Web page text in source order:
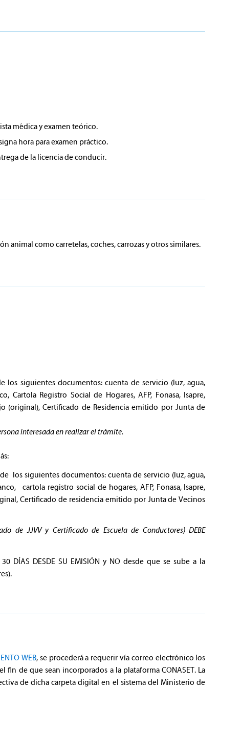
médica y examen teórico.
hora para examen práctico.
de la licencia de conducir.
animal como carretelas, coches, carrozas y otros similares.
siguientes documentos: cuenta de servicio (luz, agua,
Cartola Registro Social de Hogares, AFP, Fonasa, Isapre,
(original), Certificado de Residencia emitido por Junta de
interesada en realizar el trámite.
siguientes documentos: cuenta de servicio (luz, agua,
registro social de hogares, AFP, Fonasa, Isapre,
Certificado de residencia emitido por Junta de Vecinos
de JJVV y Certificado de Escuela de Conductores) DEBE
DÍAS DESDE SU EMISIÓN y NO desde que se sube a la
WEB, se procederá a requerir vía correo electrónico los
de que sean incorporados a la plataforma CONASET. La
de dicha carpeta digital en el sistema del Ministerio de